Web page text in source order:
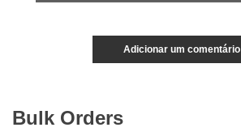
Adicionar um comentário
Bulk Orders